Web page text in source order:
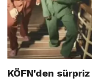
KÖFN'den